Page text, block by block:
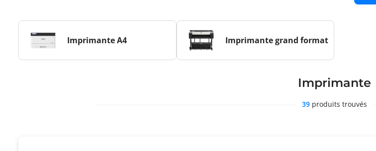
Imprimante A4 Imprimante grand format
Imprimante
39produits trouvés